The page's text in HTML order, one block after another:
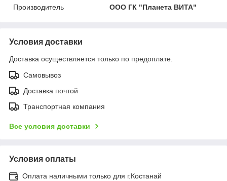
Производитель
ООО ГК "Планета ВИТА"
Условия доставки
Доставка осуществляется только по предоплате.
Самовывоз
Доставка почтой
Транспортная компания
Все условия доставки
Условия оплаты
Оплата наличными только для г.Костанай